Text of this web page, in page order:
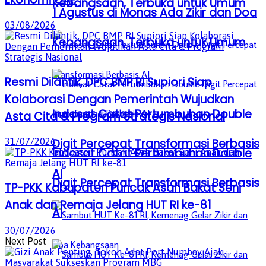
Kebangsaan, Terbuka untuk Umum
Indosat Catat Pertumbuhan Double
Digit Percepat Transformasi Berbasis
AI
1 Agustus di Monas Ada Zikir dan Doa
Kebangsaan, Terbuka untuk Umum
Indosat Catat Pertumbuhan Double
Digit Percepat Transformasi Berbasis
AI
03/08/2026
Resmi Dilantik, DPC BMP RI Supiori Siap
Kolaborasi Dengan Pemerintah Wujudkan
Asta Cita & Program Strategis Nasional
31/07/2026
TP-PKK Kabupaten Puncak Asah Bakat Seni
Anak dan Remaja Jelang HUT RI ke-81
30/07/2026
Next Post